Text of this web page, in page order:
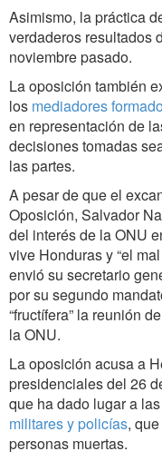
Asimismo, la práctica
verdaderos resultados
noviembre pasado.
La oposición también
los mediadores
en representación de
decisiones tomadas
las partes.
A pesar de que el
Oposición, Salvador
del interés de la ONU
vive Honduras y “el
envió su secretario
por su segundo
“fructífera” la reunión
la ONU.
La oposición acusa a
presidenciales del 26
que ha dado lugar a
militares y policías,
personas muertas.